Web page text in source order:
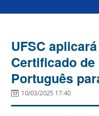
UFSC
Certificado
Português
10/03/2025 17:40